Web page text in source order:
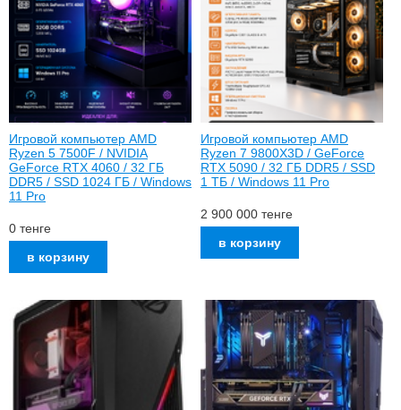
Игровой компьютер AMD
Ryzen 5 7500F / NVIDIA
GeForce RTX 4060 / 32 ГБ
DDR5 / SSD 1024 ГБ / Windows
11 Pro
0 тенге
Игровой компьютер AMD
Ryzen 7 9800X3D / GeForce
RTX 5090 / 32 ГБ DDR5 / SSD
1 ТБ / Windows 11 Pro
2 900 000 тенге